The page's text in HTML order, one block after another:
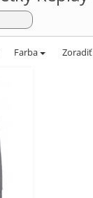
Farba Zoradiť